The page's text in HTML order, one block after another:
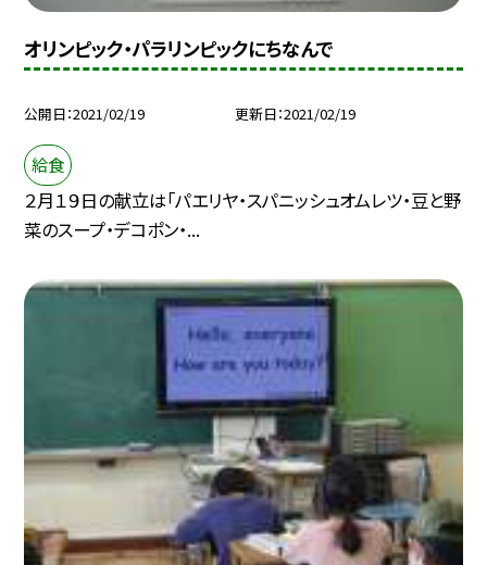
オリンピック・パラリンピックにちなんで
公開日 2021/02/19 更新日 2021/02/19
給食
２月１９日の献立は「パエリヤ・スパニッシュオムレツ・豆と野
菜のスープ・デコポン・...